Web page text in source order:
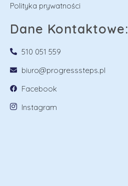
Polityka prywatności
Dane Kontaktowe:
510 051 559
biuro@progresssteps.pl
Facebook
Instagram